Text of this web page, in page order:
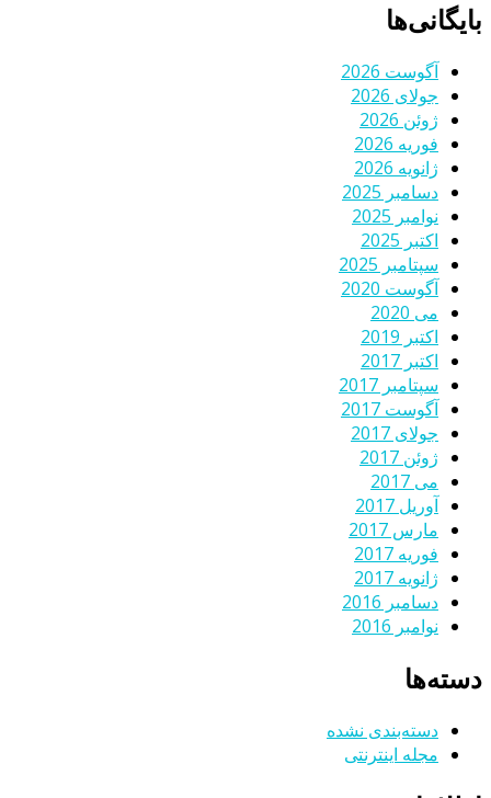
بایگانی‌ها
آگوست 2026
جولای 2026
ژوئن 2026
فوریه 2026
ژانویه 2026
دسامبر 2025
نوامبر 2025
اکتبر 2025
سپتامبر 2025
آگوست 2020
می 2020
اکتبر 2019
اکتبر 2017
سپتامبر 2017
آگوست 2017
جولای 2017
ژوئن 2017
می 2017
آوریل 2017
مارس 2017
فوریه 2017
ژانویه 2017
دسامبر 2016
نوامبر 2016
دسته‌ها
دسته‌بندی نشده
مجله اینترنتی